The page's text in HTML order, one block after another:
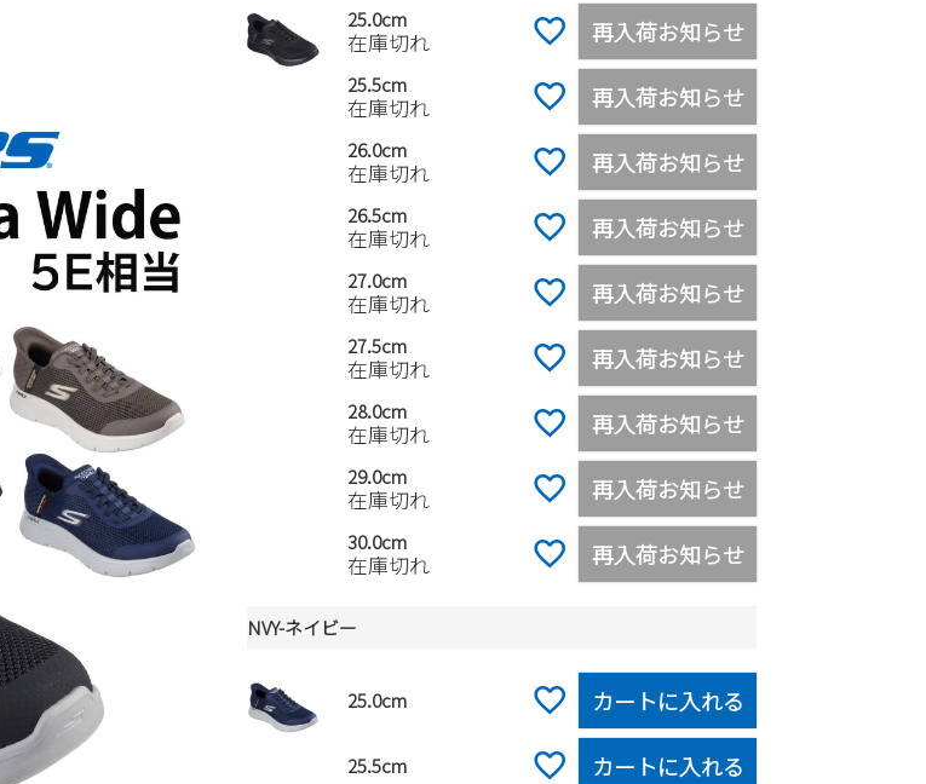
25.0cm
在庫切れ 再入荷お知らせ
25.5cm
在庫切れ 再入荷お知らせ
26.0cm
在庫切れ 再入荷お知らせ
26.5cm
在庫切れ 再入荷お知らせ
27.0cm
在庫切れ 再入荷お知らせ
27.5cm
在庫切れ 再入荷お知らせ
28.0cm
在庫切れ 再入荷お知らせ
29.0cm
在庫切れ 再入荷お知らせ
30.0cm
在庫切れ 再入荷お知らせ
NVY-ネイビー
25.0cm カートに入れる
25.5cm カートに入れる